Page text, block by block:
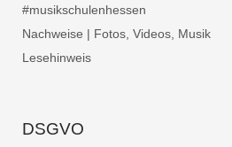
#musikschulenhessen
Nachweise | Fotos, Videos, Musik
Lesehinweis
DSGVO